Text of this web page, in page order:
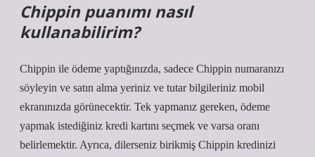
Chippin puanımı nasıl
kullanabilirim?
Chippin ile ödeme yaptığınızda, sadece Chippin numaranızı
söyleyin ve satın alma yeriniz ve tutar bilgileriniz mobil
ekranınızda görünecektir. Tek yapmanız gereken, ödeme
yapmak istediğiniz kredi kartını seçmek ve varsa oranı
belirlemektir. Ayrıca, dilerseniz birikmiş Chippin kredinizi